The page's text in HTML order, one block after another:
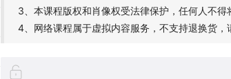
3、本课程版权和肖像权受法律保护，任何人不得
4、网络课程属于虚拟内容服务，不支持退换货，